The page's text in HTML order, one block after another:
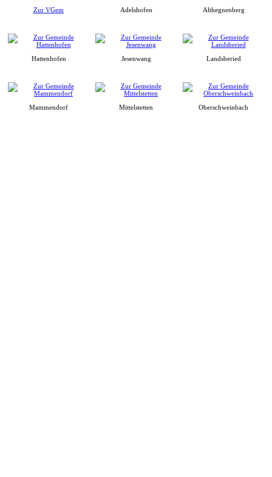
Zur VGem Adelshofen Althegnenberg
Hattenhofen Jesenwang Landsberied
Mammendorf Mittelstetten Oberschweinbach